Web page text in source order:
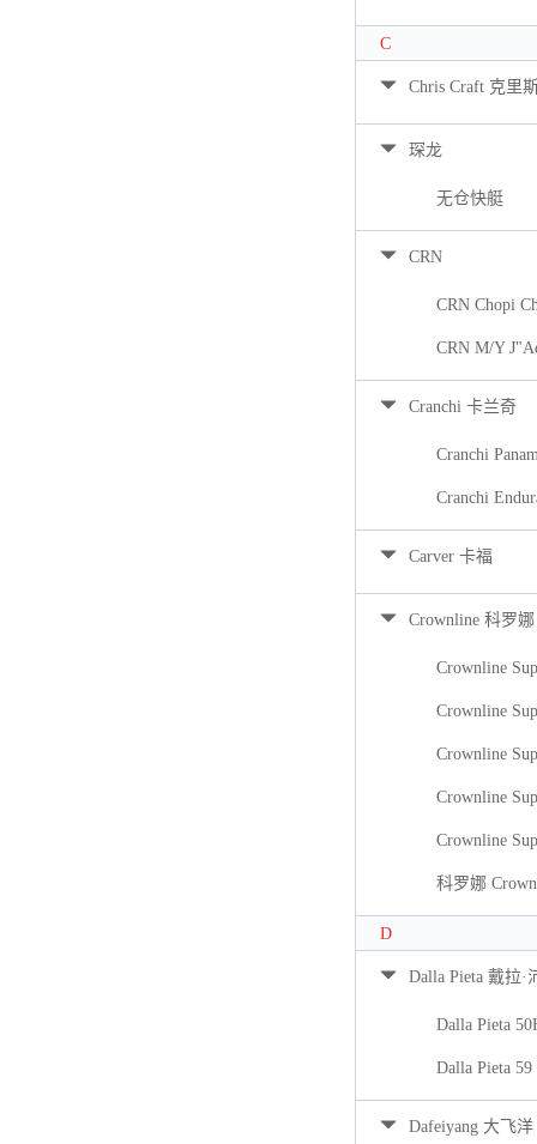
C
Chris Craft 克里
琛龙
无仓快艇
CRN
CRN Chopi
CRN M/Y
Cranchi 卡兰奇
Cranchi
Cranchi
Carver 卡福
Crownline 科罗娜
Crownline
Crownline
Crownline
Crownline
Crownline
科罗娜
D
Dalla Pieta 戴拉·
Dalla Pieta
Dalla Pieta 59
Dafeiyang 大飞洋